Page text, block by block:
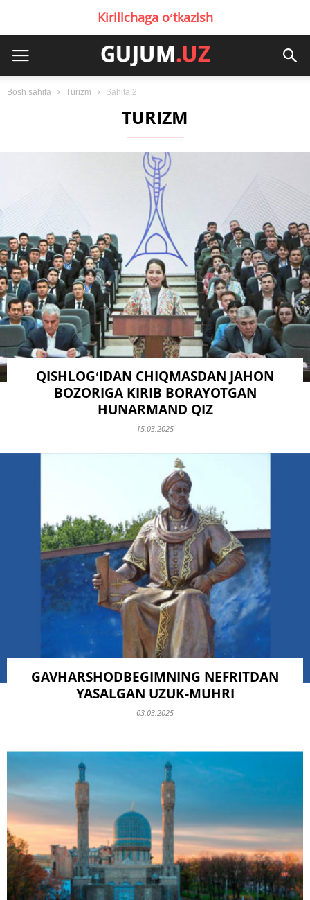
Kirillchaga oʻtkazish
Bosh sahifa Turizm Sahifa 2
TURIZM
QISHLOGʻIDAN CHIQMASDAN JAHON
BOZORIGA KIRIB BORAYOTGAN
HUNARMAND QIZ
15.03.2025
GAVHARSHODBEGIMNING NEFRITDAN
YASALGAN UZUK-MUHRI
03.03.2025